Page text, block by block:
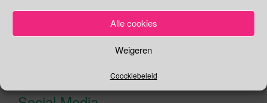
Alle cookies
Weigeren
Coockiebeleid